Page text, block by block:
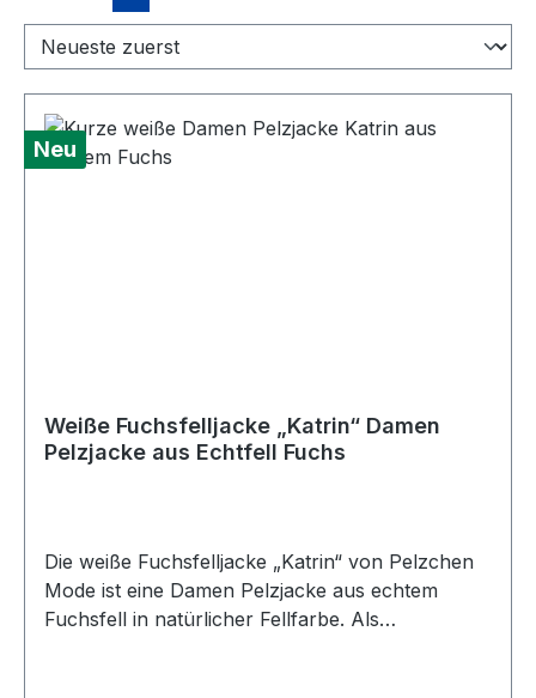
Neu
Weiße Fuchsfelljacke „Katrin“ Damen
Pelzjacke aus Echtfell Fuchs
Die weiße Fuchsfelljacke „Katrin“ von Pelzchen
Mode ist eine Damen Pelzjacke aus echtem
Fuchsfell in natürlicher Fellfarbe. Als